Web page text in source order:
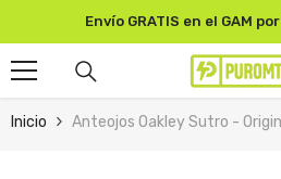
SKIP TO CONTENT
Envío GRATIS en el GAM
Inicio Anteojos Oakley Sutro -